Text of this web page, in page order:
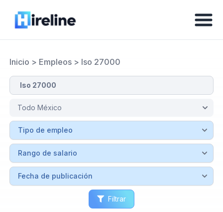
Inicio > Empleos> Iso 27000
Filtrar